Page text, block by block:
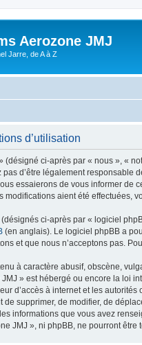
Aerozone JMJ
Jarre, de A à Z
d’utilisation
(désigné ci-après par « nous », «
d’être légalement
essaierons de vous informer
modifications aient été effectuées,
ci-après par « logiciel
(en anglais). Le logiciel phpBB a
et que nous n’acceptons pas.
à caractère abusif, obscène,
» est hébergé ou encore la loi
d’accès à internet et les
supprimer, de modifier, de
informations que vous avez
JMJ », ni phpBB, ne pourront